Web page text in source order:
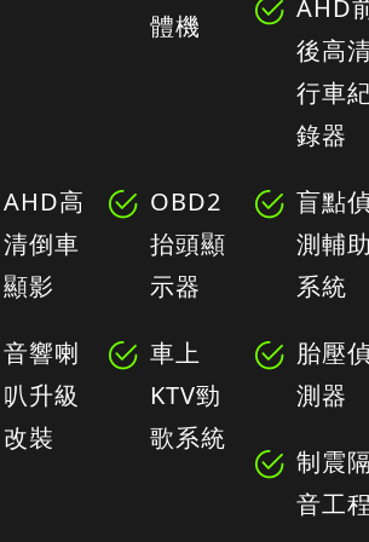
體機
AHD
後高
行車
錄器
AHD高
清倒車
顯影
OBD2
抬頭顯
示器
盲點
測輔助
系統
音響喇
叭升級
改裝
車上
KTV勁
歌系統
胎壓
測器
制震隔
音工程